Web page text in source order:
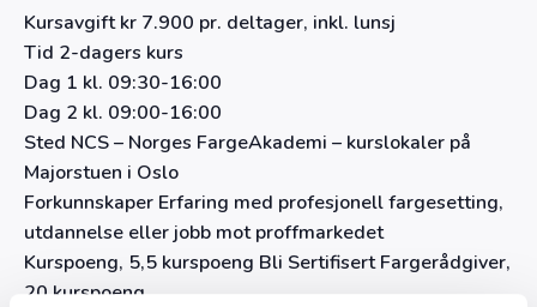
Kursavgift kr 7.900 pr. deltager, inkl. lunsj
Tid 2-dagers kurs
Dag 1 kl. 09:30-16:00
Dag 2 kl. 09:00-16:00
Sted NCS – Norges FargeAkademi – kurslokaler på
Majorstuen i Oslo
Forkunnskaper Erfaring med profesjonell fargesetting,
utdannelse eller jobb mot proffmarkedet
Kurspoeng, 5,5 kurspoeng Bli Sertifisert Fargerådgiver,
20 kurspoeng